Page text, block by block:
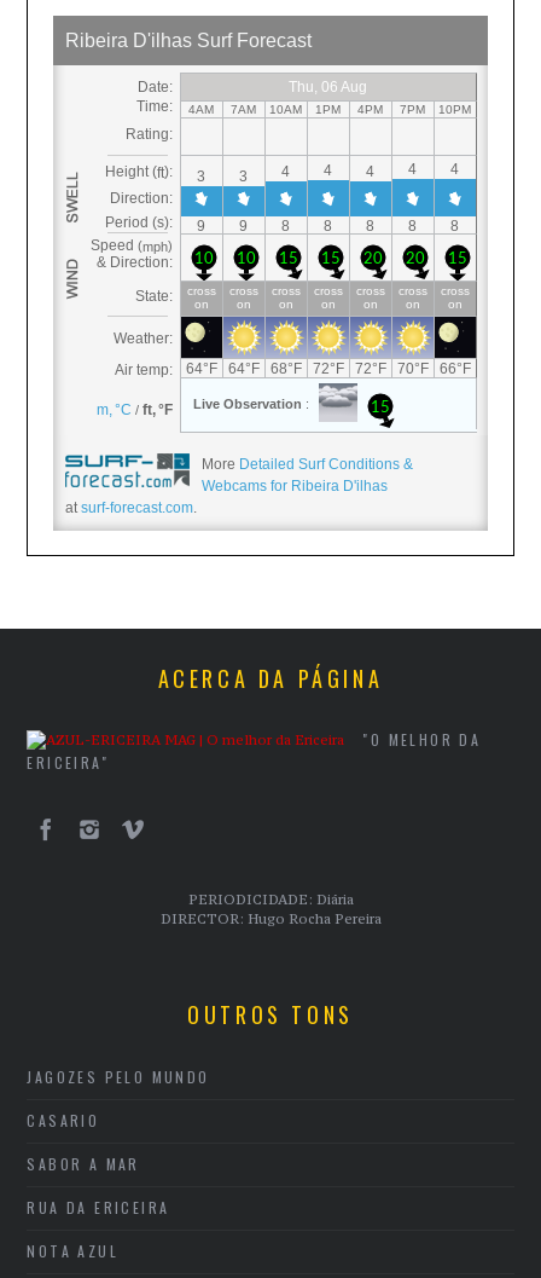
More Detailed Surf Conditions &
Webcams for Ribeira D'ilhas
atsurf-forecast.com.
ACERCA DA PÁGINA
"O MELHOR DA
ERICEIRA"
PERIODICIDADE: Diária
DIRECTOR: Hugo Rocha Pereira
OUTROS TONS
JAGOZES PELO MUNDO
CASARIO
SABOR A MAR
RUA DA ERICEIRA
NOTA AZUL